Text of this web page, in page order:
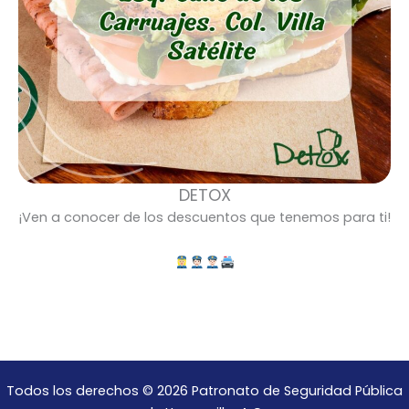
DETOX
¡Ven a conocer de los descuentos que tenemos para ti!
Todos los derechos © 2026 Patronato de Seguridad Pública